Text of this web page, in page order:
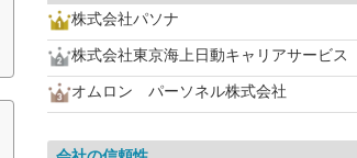
株式会社パソナ
株式会社東京海上日動キャリアサービス
オムロン パーソネル株式会社